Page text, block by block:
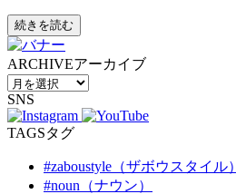
続きを読む
ARCHIVEアーカイブ
SNS
TAGSタグ
#zaboustyle（ザボウスタイル）
#noun（ナウン）